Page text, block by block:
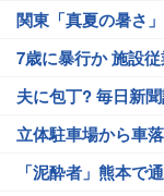
関東「真夏の暑さ
7歳に暴行か 施設
夫に包丁? 毎日新
立体駐車場から車
「泥酔者」熊本で